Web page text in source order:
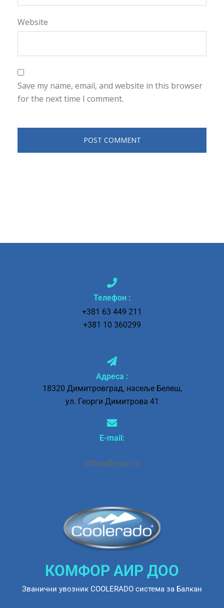
Website
Save my name, email, and website in this browser
for the next time I comment.
Телефон :
+381 63 449 211
+381 10 360299
Адресa :
18320 Димитровград, насеље Белеш,
ул. Георги Димитрова 41
E-mail:
office@c-air.rs
КОМФОР АИР ДОО
Званични увозник COOLERADO система за Балкан